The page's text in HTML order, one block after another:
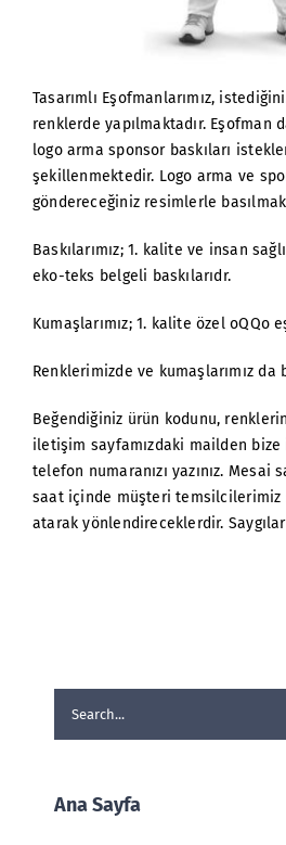
Tasarımlı Eşofmanlarımız,
renklerde yapılmaktadır. Eşofman
logo arma sponsor baskıları
şekillenmektedir. Logo arma ve
göndereceğiniz resimlerle
Baskılarımız; 1. kalite ve insan
eko-teks belgeli baskılarıdr.
Kumaşlarımız; 1. kalite özel oQQo
Renklerimizde ve kumaşlarımız da
Beğendiğiniz ürün kodunu,
iletişim sayfamızdaki mailden
telefon numaranızı yazınız.
saat içinde müşteri temsilcilerimiz
atarak yönlendireceklerdir.
Ana Sayfa